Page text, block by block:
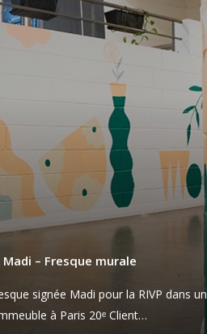
Madi – Fresque murale
signée Madi pour la RIVP dans un
à Paris 20ᵉ Client…